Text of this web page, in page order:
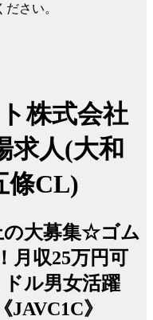
さい。
株式会社
求人(大和
條CL)
の大募集☆ゴム
月収25万円可
ル男女活躍
》